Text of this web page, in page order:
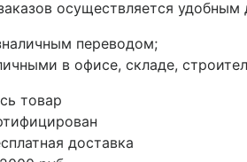
осуществляется удобным
переводом;
в офисе, складе,
товар
доставка